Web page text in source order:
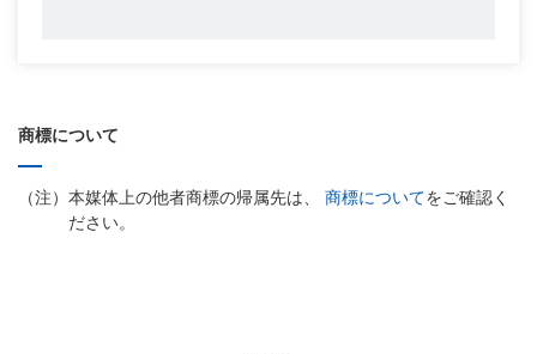
商標について
本媒体上の他者商標の帰属先は、 商標についてをご確認く
ださい。